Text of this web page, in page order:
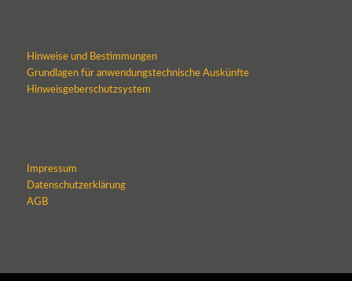
Hinweise und Bestimmungen
Grundlagen für anwendungstechnische Auskünfte
Hinweisgeberschutzsystem
Impressum
Datenschutzerklärung
AGB